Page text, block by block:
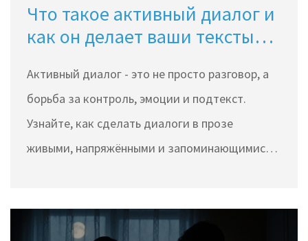
Что такое активный диалог и
как он делает ваши тексты
Активный диалог - это не просто разговор, а
борьба за контроль, эмоции и подтекст.
Узнайте, как сделать диалоги в прозе
живыми, напряжёнными и запоминающимися